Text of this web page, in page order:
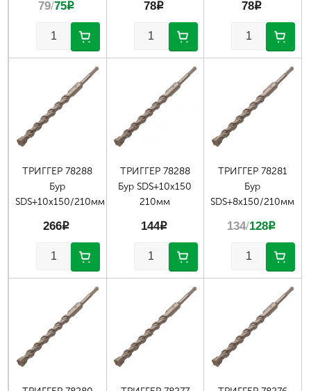
79/75p 78p 78p
ТРИГГЕР 78288
Бур
SDS+10х150/210мм
266p
ТРИГГЕР 78288
Бур SDS+10х150
210мм
144p
ТРИГГЕР 78281
Бур
SDS+8х150/210мм
134/128p
Страницы